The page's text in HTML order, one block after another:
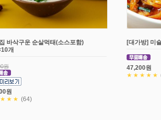
바삭구운 순살먹태(소스포함)
개
원
원
(64)
[대가방] 미
47,200원
★★★★★